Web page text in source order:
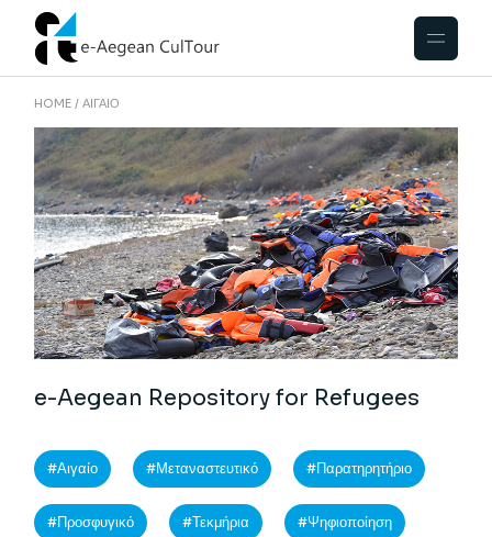
HOME ΑΙΓΑΊΟ
e-Aegean Repository for Refugees
Αιγαίο Μεταναστευτικό Παρατηρητήριο
Προσφυγικό Τεκμήρια Ψηφιοποίηση